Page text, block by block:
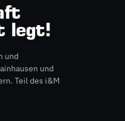
legt!
und
und
Teil des i&M